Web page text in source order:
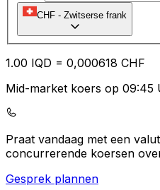
CHF - Zwitserse frank
1.00 IQD = 0,000618 CHF
Mid-market koers op 09:45
Praat vandaag met een
concurrerende koersen
Gesprek plannen